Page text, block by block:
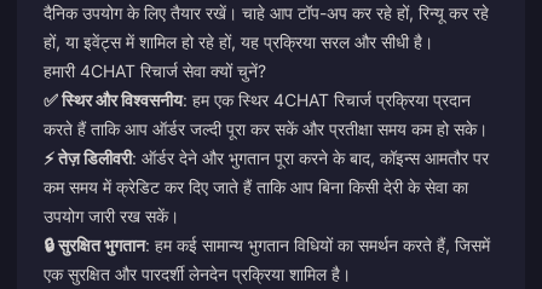
दैनिक उपयोग के लिए तैयार रखें। चाहे आप टॉप-अप कर रहे हों, रिन्यू कर रहे
हों, या इवेंट्स में शामिल हो रहे हों, यह प्रक्रिया सरल और सीधी है।
हमारी 4CHAT रिचार्ज सेवा क्यों चुनें?
✅ स्थिर और विश्वसनीय: हम एक स्थिर 4CHAT रिचार्ज प्रक्रिया प्रदान
करते हैं ताकि आप ऑर्डर जल्दी पूरा कर सकें और प्रतीक्षा समय कम हो सके।
⚡ तेज़ डिलीवरी: ऑर्डर देने और भुगतान पूरा करने के बाद, कॉइन्स आमतौर पर
कम समय में क्रेडिट कर दिए जाते हैं ताकि आप बिना किसी देरी के सेवा का
उपयोग जारी रख सकें।
🔒 सुरक्षित भुगतान: हम कई सामान्य भुगतान विधियों का समर्थन करते हैं, जिसमें
एक सुरक्षित और पारदर्शी लेनदेन प्रक्रिया शामिल है।